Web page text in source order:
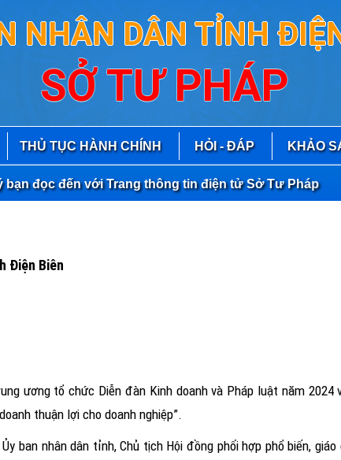
NHÂN DÂN TỈNH
SỞ TƯ PHÁP
THỦ TỤC HÀNH CHÍNH HỎI - ĐÁP KHẢO
đọc đến với Trang thông tin điện tử Sở Tư Pháp
Điện Biên
ương tổ chức Diễn đàn Kinh doanh và Pháp luật năm 2024
thuận lợi cho doanh nghiệp”.
ban nhân dân tỉnh, Chủ tịch Hội đồng phối hợp phổ biến,